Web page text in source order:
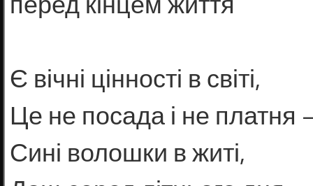
Є вічні цінності в світі,
Це не посада і не платня
Сині волошки в житі,